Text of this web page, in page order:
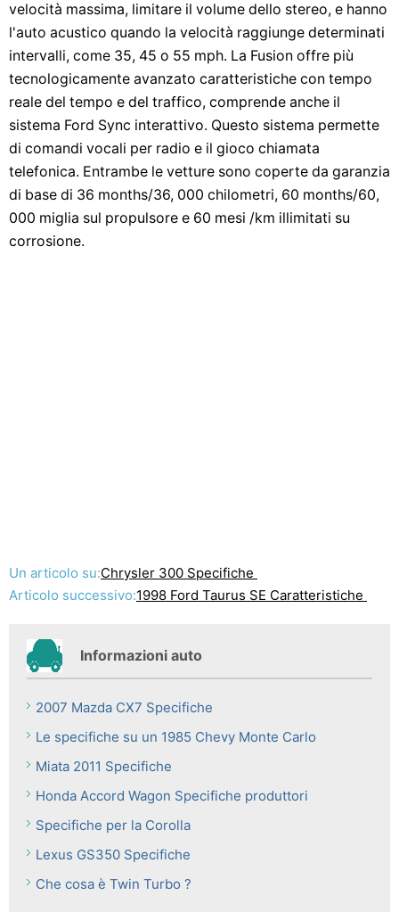
velocità massima, limitare il volume dello stereo, e hanno
l'auto acustico quando la velocità raggiunge determinati
intervalli, come 35, 45 o 55 mph. La Fusion offre più
tecnologicamente avanzato caratteristiche con tempo
reale del tempo e del traffico, comprende anche il
sistema Ford Sync interattivo. Questo sistema permette
di comandi vocali per radio e il gioco chiamata
telefonica. Entrambe le vetture sono coperte da garanzia
di base di 36 months/36, 000 chilometri, 60 months/60,
000 miglia sul propulsore e 60 mesi /km illimitati su
corrosione.
Un articolo su:Chrysler 300 Specifiche
Articolo successivo:1998 Ford Taurus SE Caratteristiche
Informazioni auto
2007 Mazda CX7 Specifiche
Le specifiche su un 1985 Chevy Monte Carlo
Miata 2011 Specifiche
Honda Accord Wagon Specifiche produttori
Specifiche per la Corolla
Lexus GS350 Specifiche
Che cosa è Twin Turbo ?